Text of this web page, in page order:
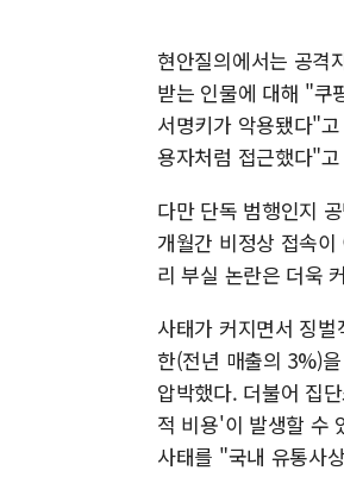
현안질의에서는 공격
받는 인물에 대해 "쿠
서명키가 악용됐다"
용자처럼 접근했다"
다만 단독 범행인지
개월간 비정상 접속
리 부실 논란은 더욱
사태가 커지면서 징
한(전년 매출의 3%)
압박했다. 더불어 집
적 비용'이 발생할 수
사태를 "국내 유통사